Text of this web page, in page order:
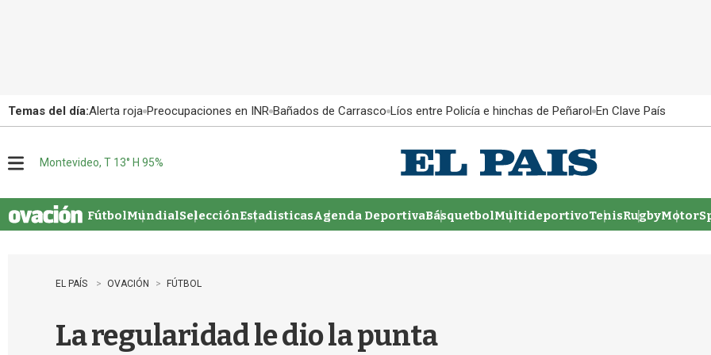
Temas del día:Alerta roja Preocupaciones en INR Bañados de Carrasco Líos entre Policía e hinchas de Peñarol En Clave País
u
Montevideo, T 13° H 95%
FútbolMundialSelecciónEstadisticasAgenda DeportivaBásquetbolMultideportivoTenisRugby
EL PAÍS OVACIÓN FÚTBOL
La regularidad le dio la punta